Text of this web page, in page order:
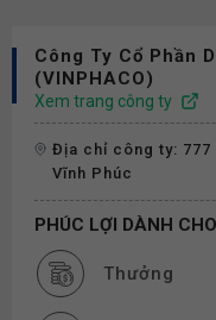
Công Ty Cổ Phần
(VINPHACO)
Xem trang công ty
Địa chỉ công ty: 777
Vĩnh Phúc
PHÚC LỢI DÀNH
Thưởng